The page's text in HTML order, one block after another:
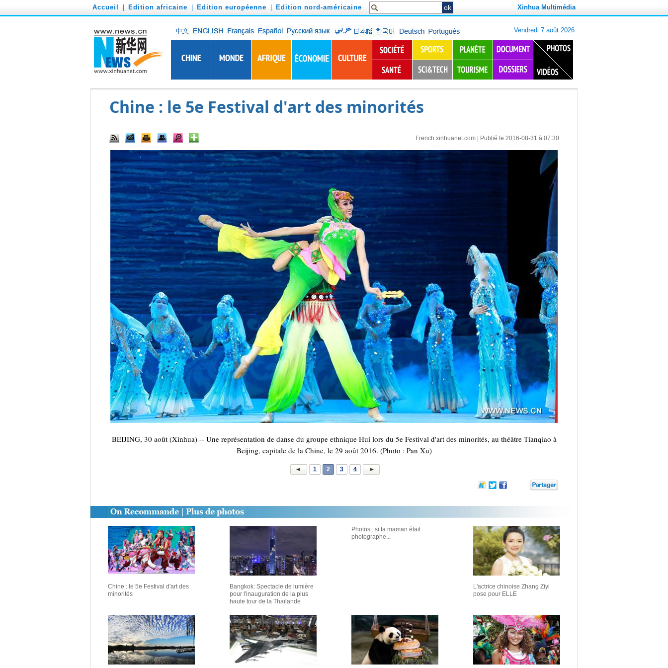
Accueil Edition africaine Edition européenne Edition nord-américaine Xinhua Multimédia
Chine : le 5e Festival d'art des minorités
French.xinhuanet.com| Publié le 2016-08-31 à 07:30
BEIJING, 30 août (Xinhua) -- Une représentation de danse du groupe ethnique Hui lors du 5e Festival d'art des minorités, au théâtre Tianqiao à
Beijing, capitale de la Chine, le 29 août 2016. (Photo : Pan Xu)
1 2 3 4
Chine : le 5e Festival d'art des
minorités
Bangkok: Spectacle de lumière
pour l'inauguration de la plus
haute tour de la Thaïlande
Photos : si ta maman était
photographe...
L'actrice chinoise Zhang Ziyi
pose pour ELLE